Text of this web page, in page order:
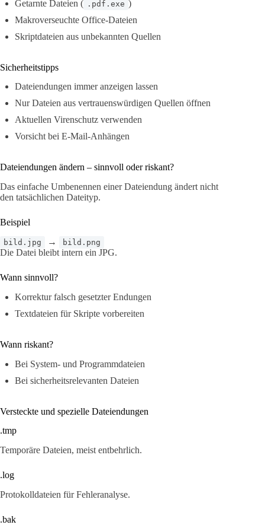
Getarnte Dateien ( .pdf.exe )
Makroverseuchte Office-Dateien
Skriptdateien aus unbekannten Quellen
Sicherheitstipps
Dateiendungen immer anzeigen lassen
Nur Dateien aus vertrauenswürdigen Quellen öffnen
Aktuellen Virenschutz verwenden
Vorsicht bei E-Mail-Anhängen
Dateiendungen ändern – sinnvoll oder riskant?
Das einfache Umbenennen einer Dateiendung ändert nicht
den tatsächlichen Dateityp.
Beispiel
bild.jpg → bild.png
Die Datei bleibt intern ein JPG.
Wann sinnvoll?
Korrektur falsch gesetzter Endungen
Textdateien für Skripte vorbereiten
Wann riskant?
Bei System- und Programmdateien
Bei sicherheitsrelevanten Dateien
Versteckte und spezielle Dateiendungen
.tmp
Temporäre Dateien, meist entbehrlich.
.log
Protokolldateien für Fehleranalyse.
.bak